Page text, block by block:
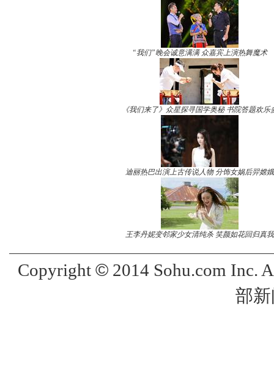
“我们”晚会诚意满满 众嘉宾上演热舞魔术
《我们来了》众星探寻国学奥秘 书院答题欢乐
迪丽热巴出演上古传说人物 分饰女娲后羿嫦娥
王李丹妮变邻家少女清纯杀 笑颜如花回归真我
Copyright ©2014 Sohu.com Inc.
部